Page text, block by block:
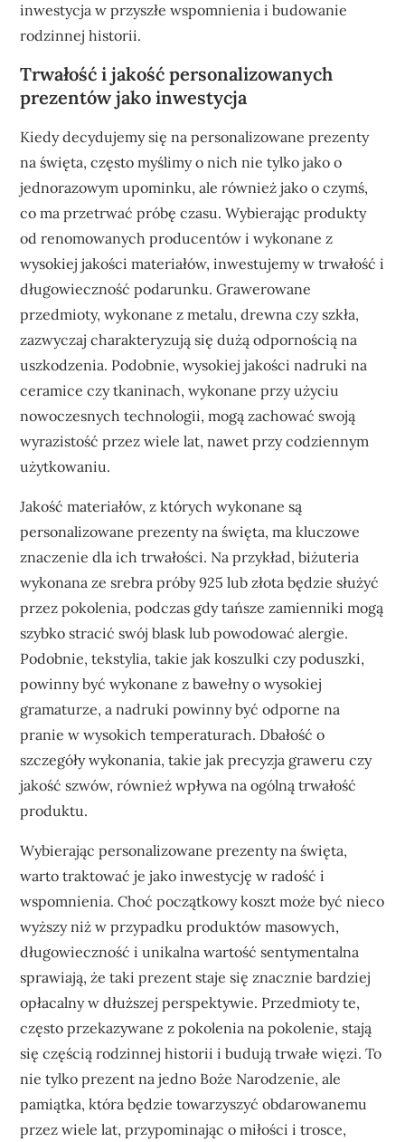
inwestycja w przyszłe wspomnienia i budowanie
rodzinnej historii.
Trwałość i jakość personalizowanych
prezentów jako inwestycja
Kiedy decydujemy się na personalizowane prezenty
na święta, często myślimy o nich nie tylko jako o
jednorazowym upominku, ale również jako o czymś,
co ma przetrwać próbę czasu. Wybierając produkty
od renomowanych producentów i wykonane z
wysokiej jakości materiałów, inwestujemy w trwałość i
długowieczność podarunku. Grawerowane
przedmioty, wykonane z metalu, drewna czy szkła,
zazwyczaj charakteryzują się dużą odpornością na
uszkodzenia. Podobnie, wysokiej jakości nadruki na
ceramice czy tkaninach, wykonane przy użyciu
nowoczesnych technologii, mogą zachować swoją
wyrazistość przez wiele lat, nawet przy codziennym
użytkowaniu.
Jakość materiałów, z których wykonane są
personalizowane prezenty na święta, ma kluczowe
znaczenie dla ich trwałości. Na przykład, biżuteria
wykonana ze srebra próby 925 lub złota będzie służyć
przez pokolenia, podczas gdy tańsze zamienniki mogą
szybko stracić swój blask lub powodować alergie.
Podobnie, tekstylia, takie jak koszulki czy poduszki,
powinny być wykonane z bawełny o wysokiej
gramaturze, a nadruki powinny być odporne na
pranie w wysokich temperaturach. Dbałość o
szczegóły wykonania, takie jak precyzja graweru czy
jakość szwów, również wpływa na ogólną trwałość
produktu.
Wybierając personalizowane prezenty na święta,
warto traktować je jako inwestycję w radość i
wspomnienia. Choć początkowy koszt może być nieco
wyższy niż w przypadku produktów masowych,
długowieczność i unikalna wartość sentymentalna
sprawiają, że taki prezent staje się znacznie bardziej
opłacalny w dłuższej perspektywie. Przedmioty te,
często przekazywane z pokolenia na pokolenie, stają
się częścią rodzinnej historii i budują trwałe więzi. To
nie tylko prezent na jedno Boże Narodzenie, ale
pamiątka, która będzie towarzyszyć obdarowanemu
przez wiele lat, przypominając o miłości i trosce,